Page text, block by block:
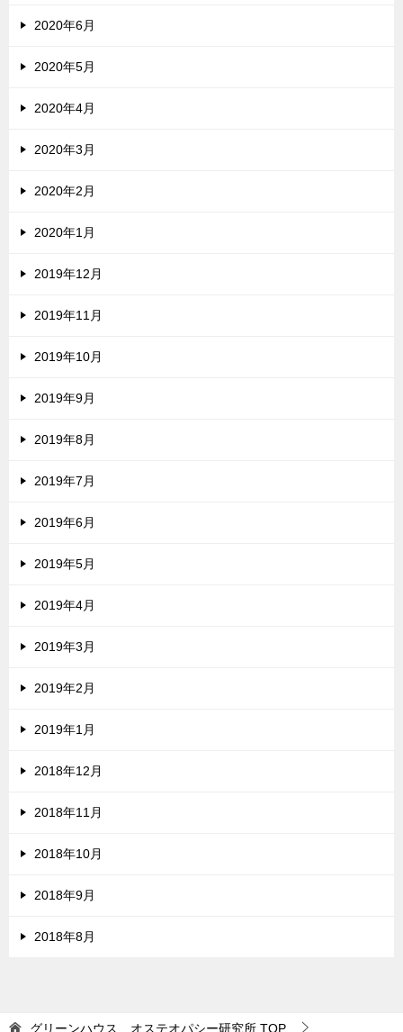
2020年6月
2020年5月
2020年4月
2020年3月
2020年2月
2020年1月
2019年12月
2019年11月
2019年10月
2019年9月
2019年8月
2019年7月
2019年6月
2019年5月
2019年4月
2019年3月
2019年2月
2019年1月
2018年12月
2018年11月
2018年10月
2018年9月
2018年8月
グリーンハウス オステオパシー研究所 TOP